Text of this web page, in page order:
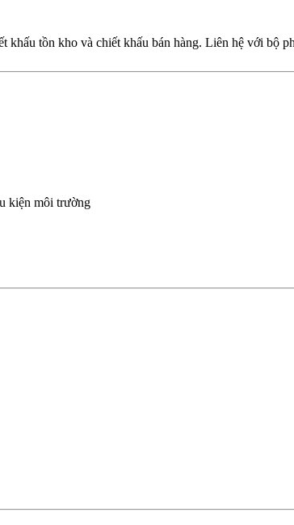
tồn kho và chiết khấu bán hàng. Liên hệ với bộ
kiện môi trường